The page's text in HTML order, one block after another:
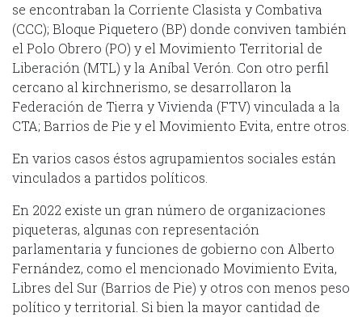
se encontraban la Corriente Clasista y Combativa
(CCC); Bloque Piquetero (BP) donde conviven también
el Polo Obrero (PO) y el Movimiento Territorial de
Liberación (MTL) y la Aníbal Verón. Con otro perfil
cercano al kirchnerismo, se desarrollaron la
Federación de Tierra y Vivienda (FTV) vinculada a la
CTA; Barrios de Pie y el Movimiento Evita, entre otros.
En varios casos éstos agrupamientos sociales están
vinculados a partidos políticos.
En 2022 existe un gran número de organizaciones
piqueteras, algunas con representación
parlamentaria y funciones de gobierno con Alberto
Fernández, como el mencionado Movimiento Evita,
Libres del Sur (Barrios de Pie) y otros con menos peso
político y territorial. Si bien la mayor cantidad de